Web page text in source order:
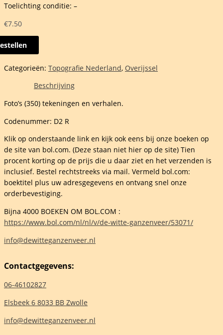
Toelichting conditie: –
€7.50
Categorieën: Topografie Nederland, Overijssel
Beschrijving
Foto’s (350) tekeningen en verhalen.
Codenummer: D2 R
Klik op onderstaande link en kijk ook eens bij onze boeken op
de site van bol.com. (Deze staan niet hier op de site) Tien
procent korting op de prijs die u daar ziet en het verzenden is
inclusief. Bestel rechtstreeks via mail. Vermeld bol.com:
boektitel plus uw adresgegevens en ontvang snel onze
orderbevestiging.
Bijna 4000 BOEKEN OM BOL.COM :
https://www.bol.com/nl/nl/v/de-witte-ganzenveer/53071/
info@dewitteganzenveer.nl
Contactgegevens:
06-46102827
Elsbeek 6 8033 BB Zwolle
info@dewitteganzenveer.nl